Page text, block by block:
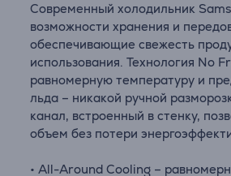
Современный холодильник
возможности хранения и
обеспечивающие свежесть
использования. Технология No
равномерную температуру и
льда – никакой ручной
канал, встроенный в стенку,
объем без потери
• All-Around Cooling –